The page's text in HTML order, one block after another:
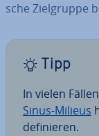
sche Ziel­grup­pe
Tipp
In vielen
Sinus-Milieus
de­fi­nie­ren.